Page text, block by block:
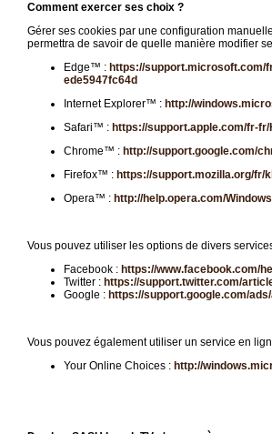
Comment exercer ses choix ?
Gérer ses cookies par une configuration
permettra de savoir de quelle manière modifier
Edge™ : https://support.microsoft.com/
ede5947fc64d
Internet Explorer™ : http://
Safari™ : https://support.apple.com/fr-fr/
Chrome™ : http://support.google.com/
Firefox™ : https://support.mozilla.org/
Opera™ : http://help.opera.com/
Vous pouvez utiliser les options de divers
Facebook : https://www.facebook.com/
Twitter : https://support.twitter.com/
Google : https://support.google.com/
Vous pouvez également utiliser un service en
Your Online Choices : http://